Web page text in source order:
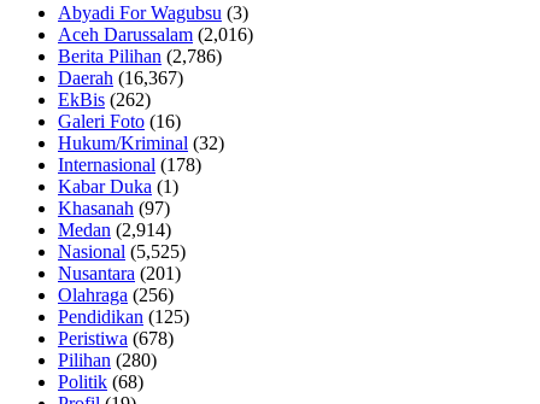
Abyadi For Wagubsu (3)
Aceh Darussalam (2,016)
Berita Pilihan (2,786)
Daerah (16,367)
EkBis (262)
Galeri Foto (16)
Hukum/Kriminal (32)
Internasional (178)
Kabar Duka (1)
Khasanah (97)
Medan (2,914)
Nasional (5,525)
Nusantara (201)
Olahraga (256)
Pendidikan (125)
Peristiwa (678)
Pilihan (280)
Politik (68)